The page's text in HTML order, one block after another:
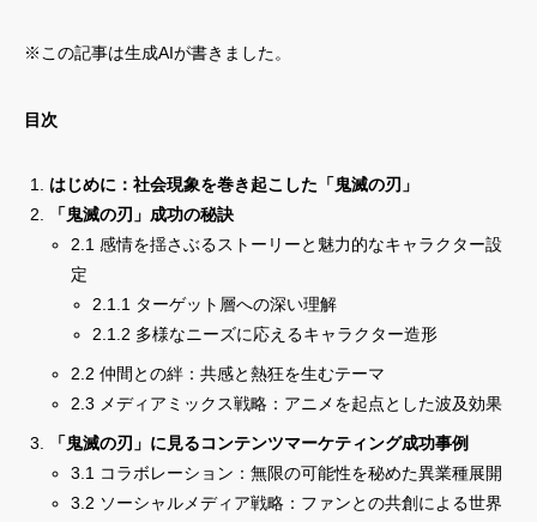
※この記事は生成AIが書きました。
目次
はじめに：社会現象を巻き起こした「鬼滅の刃」
「鬼滅の刃」成功の秘訣
2.1 感情を揺さぶるストーリーと魅力的なキャラクター設
定
2.1.1 ターゲット層への深い理解
2.1.2 多様なニーズに応えるキャラクター造形
2.2 仲間との絆：共感と熱狂を生むテーマ
2.3 メディアミックス戦略：アニメを起点とした波及効果
「鬼滅の刃」に見るコンテンツマーケティング成功事例
3.1 コラボレーション：無限の可能性を秘めた異業種展開
3.2 ソーシャルメディア戦略：ファンとの共創による世界
利用規約